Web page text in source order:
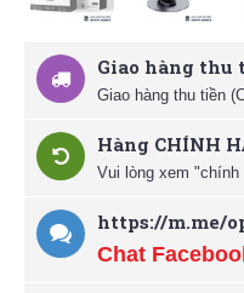
Giao hàng thu
Giao hàng thu tiền
Hàng CHÍNH
Vui lòng xem "chính
https://m.me/
Chat